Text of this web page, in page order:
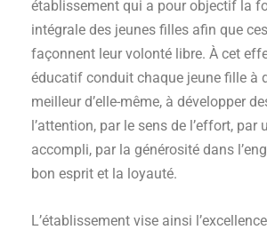
établissement qui a pour objectif la
intégrale des jeunes filles afin que
façonnent leur volonté libre. À cet
éducatif conduit chaque jeune fille à
meilleur d’elle-même, à développer
l’attention, par le sens de l’effort, par
accompli, par la générosité dans
bon esprit et la loyauté.
L’établissement vise ainsi